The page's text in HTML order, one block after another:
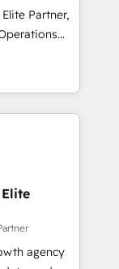
en
a identificar
te dará.
Partner,
growth.
in
design,
user
to
With 500+
your
Our
and
agency